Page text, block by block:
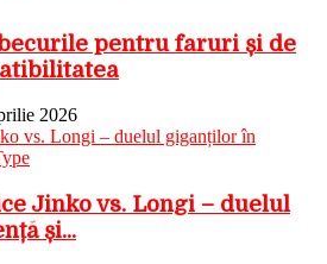
pentru faruri și de
2026
Jinko vs. Longi – duelul
și...